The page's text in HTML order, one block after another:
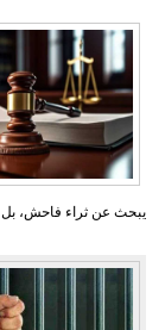
يبحث عن ثراء فاحش، بل